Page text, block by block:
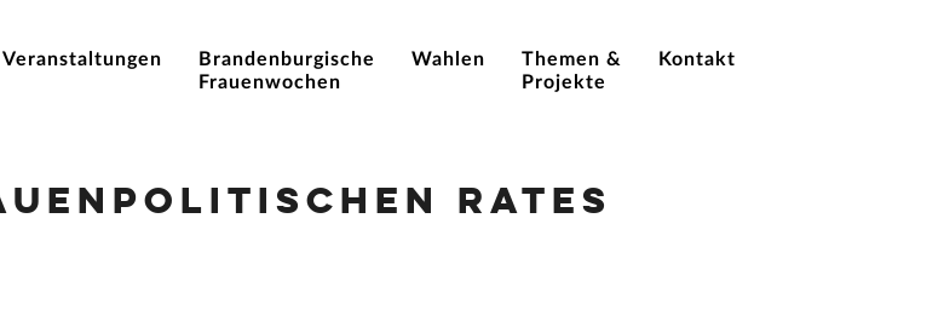
Veranstaltungen
Brandenburgische
Frauenwochen
Wahlen
Themen &
Projekte
Kontakt
Rates